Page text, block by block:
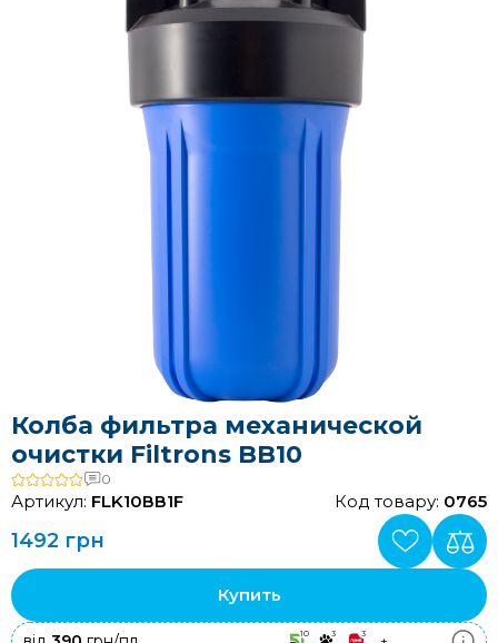
Колба фильтра механической
очистки Filtrons BB10
0
Артикул: FLK10ВВ1F Код товару: 0765
1492 грн
Купить
10 3 3